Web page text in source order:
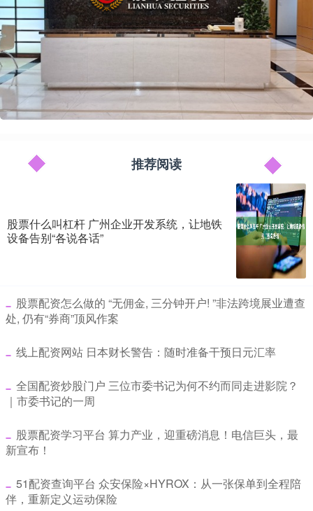
推荐阅读
股票什么叫杠杆 广州企业开发系统，让地铁
设备告别“各说各话”
​股票配资怎么做的 “无佣金, 三分钟开户! ”非法跨境展业遭查
处, 仍有“券商”顶风作案
​线上配资网站 日本财长警告：随时准备干预日元汇率
​全国配资炒股门户 三位市委书记为何不约而同走进影院？
｜市委书记的一周
​股票配资学习平台 算力产业，迎重磅消息！电信巨头，最
新宣布！
​51配资查询平台 众安保险×HYROX：从一张保单到全程陪
伴，重新定义运动保险